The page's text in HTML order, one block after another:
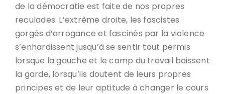
de la démocratie est faite de nos propres
reculades. L’extrême droite, les fascistes
gorgés d’arrogance et fascinés par la violence
s’enhardissent jusqu’à se sentir tout permis
lorsque la gauche et le camp du travail baissent
la garde, lorsqu’ils doutent de leurs propres
principes et de leur aptitude à changer le cours